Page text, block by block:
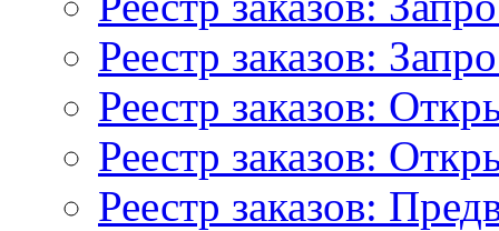
Реестр заказов:
Реестр заказов:
Реестр заказов:
Реестр заказов: